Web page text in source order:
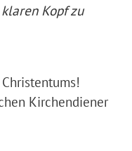
Kopf zu
Kirchendiener